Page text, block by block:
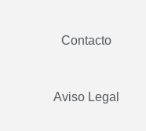
Contacto
Aviso Legal